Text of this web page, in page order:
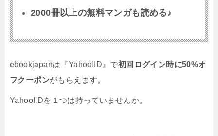
2000冊以上の無料マンガも読める♪
ebookjapanは『Yahoo!ID』で初回ログイン時に50%オ
フクーポンがもらえます。
Yahoo!IDを１つは持っていませんか。